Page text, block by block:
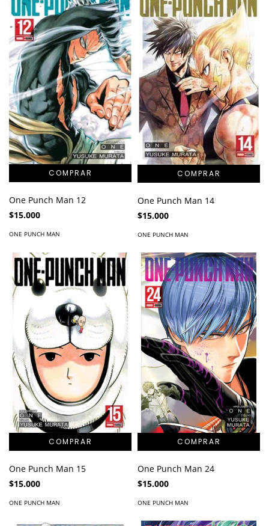
One Punch Man 12
$15.000
ONE PUNCH MAN
One Punch Man 14
$15.000
ONE PUNCH MAN
One Punch Man 15
$15.000
ONE PUNCH MAN
One Punch Man 24
$15.000
ONE PUNCH MAN